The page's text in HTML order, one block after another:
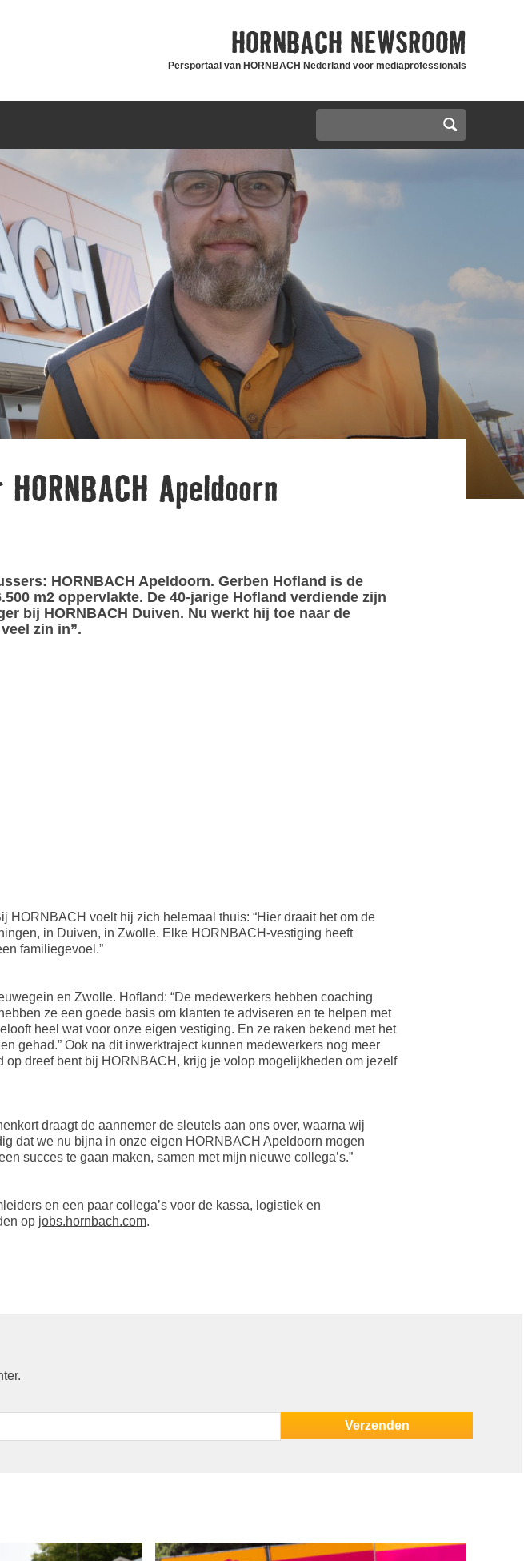
HORNBACH NEWSROOM
Persportaal van HORNBACH Nederland voor mediaprofessionals
Apeldoorn
HORNBACH Apeldoorn. Gerben Hofland is de
m2 oppervlakte. De 40-jarige Hofland verdiende zijn
bij HORNBACH Duiven. Nu werkt hij toe naar de
zin in”.
voelt hij zich helemaal thuis: “Hier draait het om de
in Duiven, in Zwolle. Elke HORNBACH-vestiging heeft
familiegevoel.”
en Zwolle. Hofland: “De medewerkers hebben coaching
ze een goede basis om klanten te adviseren en te helpen met
heel wat voor onze eigen vestiging. En ze raken bekend met het
gehad.” Ook na dit inwerktraject kunnen medewerkers nog meer
dreef bent bij HORNBACH, krijg je volop mogelijkheden om jezelf
draagt de aannemer de sleutels aan ons over, waarna wij
dat we nu bijna in onze eigen HORNBACH Apeldoorn mogen
succes te gaan maken, samen met mijn nieuwe collega’s.”
en een paar collega’s voor de kassa, logistiek en
op jobs.hornbach.com.